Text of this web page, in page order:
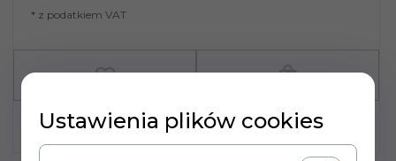
* z podatkiem VAT
Ustawienia plików cookies